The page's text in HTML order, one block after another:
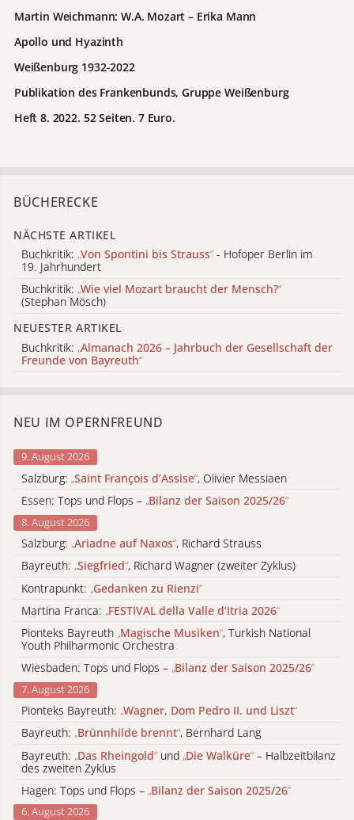
Martin Weichmann: W.A. Mozart – Erika Mann
Apollo und Hyazinth
Weißenburg 1932-2022
Publikation des Frankenbunds, Gruppe Weißenburg
Heft 8. 2022. 52 Seiten. 7 Euro.
BÜCHERECKE
NÄCHSTE ARTIKEL
Buchkritik: „Von Spontini bis Strauss“ - Hofoper Berlin im
19. Jahrhundert
Buchkritik: „Wie viel Mozart braucht der Mensch?“
(Stephan Mösch)
NEUESTER ARTIKEL
Buchkritik: „Almanach 2026 – Jahrbuch der Gesellschaft der
Freunde von Bayreuth“
NEU IM OPERNFREUND
9. August 2026
Salzburg: „Saint François d’Assise“, Olivier Messiaen
Essen: Tops und Flops – „Bilanz der Saison 2025/26“
8. August 2026
Salzburg: „Ariadne auf Naxos“, Richard Strauss
Bayreuth: „Siegfried“, Richard Wagner (zweiter Zyklus)
Kontrapunkt: „Gedanken zu Rienzi“
Martina Franca: „FESTIVAL della Valle d’Itria 2026“
Pionteks Bayreuth „Magische Musiken“, Turkish National
Youth Philharmonic Orchestra
Wiesbaden: Tops und Flops – „Bilanz der Saison 2025/26“
7. August 2026
Pionteks Bayreuth: „Wagner, Dom Pedro II. und Liszt“
Bayreuth: „Brünnhilde brennt“, Bernhard Lang
Bayreuth: „Das Rheingold“ und „Die Walküre“ – Halbzeitbilanz
des zweiten Zyklus
Hagen: Tops und Flops – „Bilanz der Saison 2025/26“
6. August 2026